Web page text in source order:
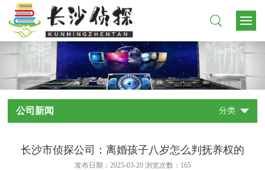
公司新闻 分类
长沙市侦探公司：离婚孩子八岁怎么判抚养权的
发布日期：2025-03-20 浏览次数： 165